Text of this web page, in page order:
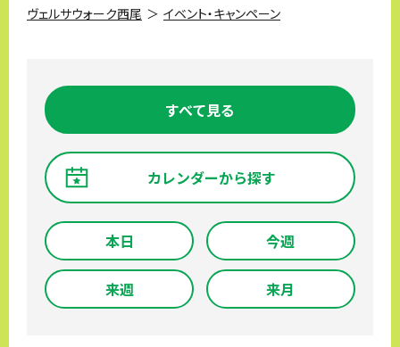
ヴェルサウォーク西尾 イベント・キャンペーン
すべて見る
カレンダーから探す
本日 今週
来週 来月